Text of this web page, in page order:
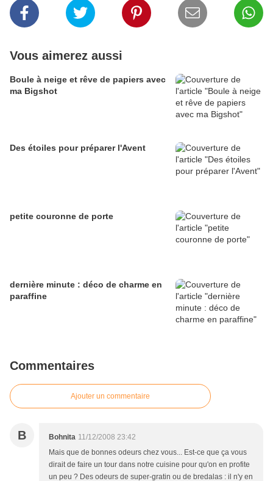
Vous aimerez aussi
Boule à neige et rêve de papiers avec
ma Bigshot
Des étoiles pour préparer l'Avent
petite couronne de porte
dernière minute : déco de charme en
paraffine
Commentaires
Ajouter un commentaire
B Bohnita 11/12/2008 23:42
Mais que de bonnes odeurs chez vous... Est-ce que ça vous
dirait de faire un tour dans notre cuisine pour qu'on en profite
un peu ? Des odeurs de super-gratin ou de bredalas : il n'y en